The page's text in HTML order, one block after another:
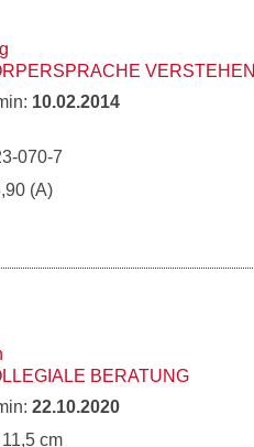
VERSTEHEN
10.02.2014
070-7
(A)
BERATUNG
22.10.2020
cm